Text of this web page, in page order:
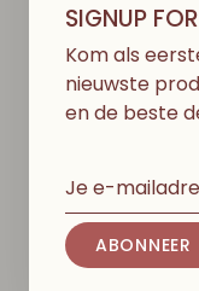
THE NEW
Moosie Skirt -
Jacquard
€89,00
SIGNUP
Kom als
nieuwste
en de beste
ABONNEER